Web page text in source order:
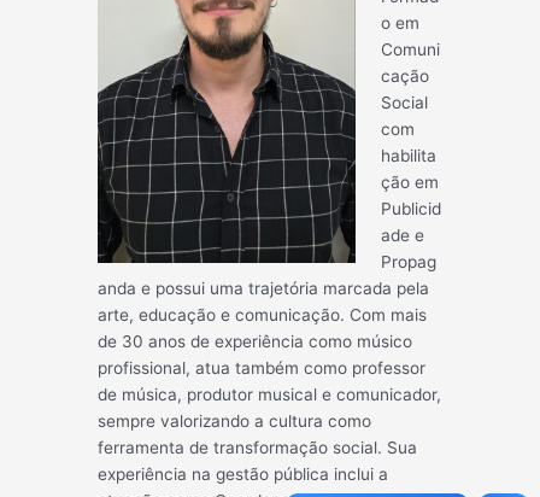
o em
Comuni
cação
Social
com
habilita
ção em
Publicid
ade e
Propag
anda e possui uma trajetória marcada pela
arte, educação e comunicação. Com mais
de 30 anos de experiência como músico
profissional, atua também como professor
de música, produtor musical e comunicador,
sempre valorizando a cultura como
ferramenta de transformação social. Sua
experiência na gestão pública inclui a